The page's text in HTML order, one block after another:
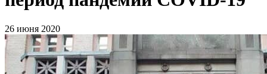
26 июня 2020